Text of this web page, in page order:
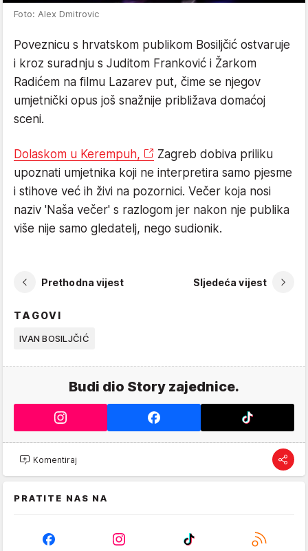
Foto: Alex Dmitrovic
Poveznicu s hrvatskom publikom Bosiljčić ostvaruje
i kroz suradnju s Juditom Franković i Žarkom
Radićem na filmu Lazarev put, čime se njegov
umjetnički opus još snažnije približava domaćoj
sceni.
Dolaskom u Kerempuh,
Zagreb dobiva priliku
upoznati umjetnika koji ne interpretira samo pjesme
i stihove već ih živi na pozornici. Večer koja nosi
naziv 'Naša večer' s razlogom jer nakon nje publika
više nije samo gledatelj, nego sudionik.
Prethodna vijest Sljedeća vijest
TAGOVI
IVAN BOSILJČIĆ
Budi dio Story zajednice.
Komentiraj
PRATITE NAS NA